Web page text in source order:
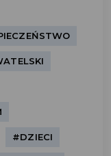
#DZIECI